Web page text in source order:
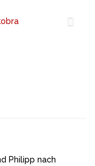
Philipp nach